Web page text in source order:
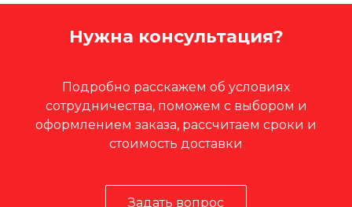
Нужна консультация?
Подробно расскажем об условиях
сотрудничества, поможем с выбором и
оформлением заказа, рассчитаем сроки и
стоимость доставки
Задать вопрос